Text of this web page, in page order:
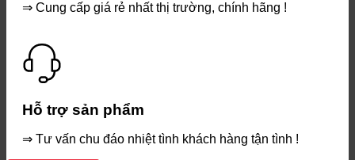
⇒ Cung cấp giá rẻ nhất thị trường, chính hãng !
Hỗ trợ sản phẩm
⇒ Tư vấn chu đáo nhiệt tình khách hàng tận tình !